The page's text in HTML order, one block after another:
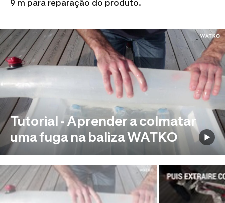
9 m para reparação do produto.
Tutorial - Aprender a colmatar
uma fuga na baliza WATKO